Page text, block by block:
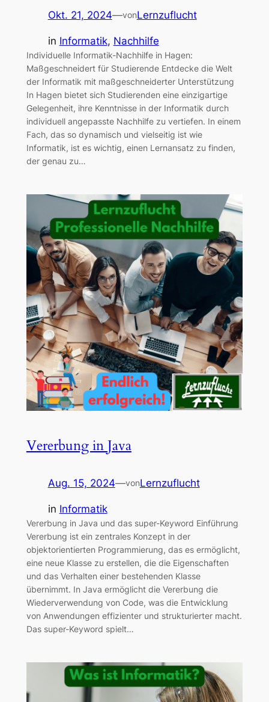
Okt. 21, 2024—vonLernzuflucht
in Informatik, Nachhilfe
Individuelle Informatik-Nachhilfe in Hagen:
Maßgeschneidert für Studierende Entdecke die Welt
der Informatik mit maßgeschneiderter Unterstützung
In Hagen bietet sich Studierenden eine einzigartige
Gelegenheit, ihre Kenntnisse in der Informatik durch
individuell angepasste Nachhilfe zu vertiefen. In einem
Fach, das so dynamisch und vielseitig ist wie
Informatik, ist es wichtig, einen Lernansatz zu finden,
der genau zu…
Vererbung in Java
Aug. 15, 2024—vonLernzuflucht
in Informatik
Vererbung in Java und das super-Keyword Einführung
Vererbung ist ein zentrales Konzept in der
objektorientierten Programmierung, das es ermöglicht,
eine neue Klasse zu erstellen, die die Eigenschaften
und das Verhalten einer bestehenden Klasse
übernimmt. In Java ermöglicht die Vererbung die
Wiederverwendung von Code, was die Entwicklung
von Anwendungen effizienter und strukturierter macht.
Das super-Keyword spielt…